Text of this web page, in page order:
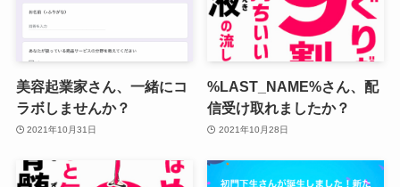
美容起業家さん、一緒にコ
ラボしませんか？
2021年10月31日
%LAST_NAME%さん、配
信受け取れましたか？
2021年10月28日